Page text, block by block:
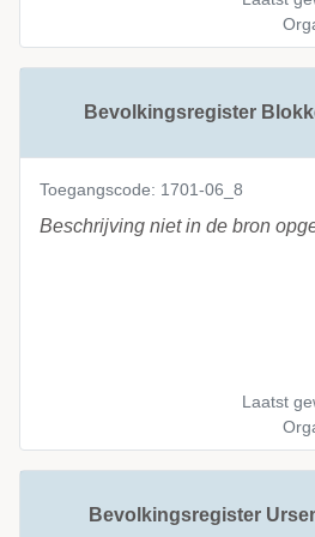
Bevolkingsregister
Toegangscode: 1701-06_8
Beschrijving niet in de bron
Laatst
Bevolkingsregister